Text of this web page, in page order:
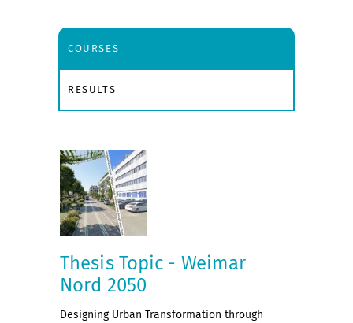
COURSES
RESULTS
Thesis Topic - Weimar
Nord 2050
Designing Urban Transformation through